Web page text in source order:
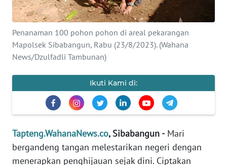
Penanaman 100 pohon pohon di areal pekarangan
Mapolsek Sibabangun, Rabu (23/8/2023). (Wahana
News/Dzulfadli Tambunan)
Ikuti Kami di:
Tapteng.WahanaNews.co, Sibabangun -Mari
bergandeng tangan melestarikan negeri dengan
menerapkan penghijauan sejak dini. Ciptakan
INFO
IKLAN
TENTANG
KAMI
MEDIA
REDAKSI